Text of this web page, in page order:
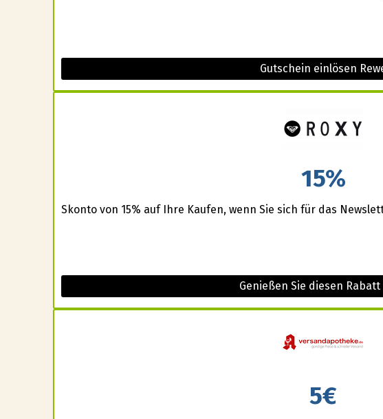
Gutschein einlösen
15%
Skonto von 15% auf Ihre Kaufen, wenn Sie sich für das
Genießen Sie diesen Rabatt
5€